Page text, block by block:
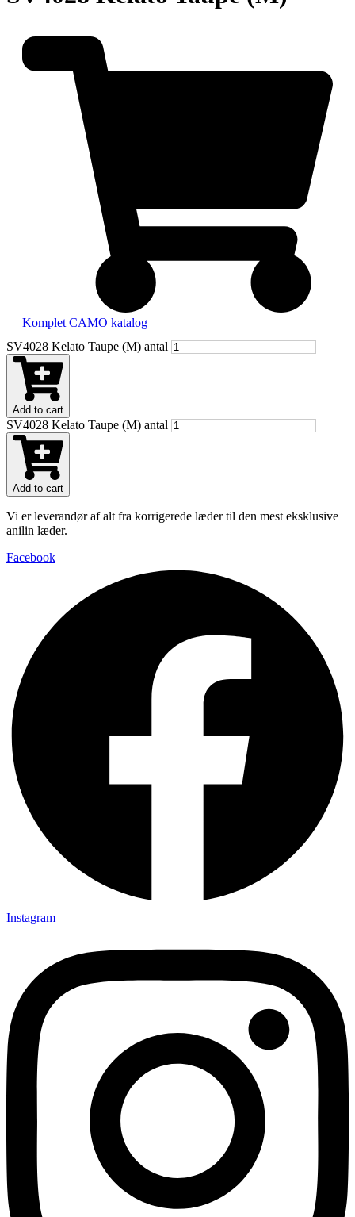
Komplet CAMO katalog
SV4028 Kelato Taupe (M) antal
Add to cart
SV4028 Kelato Taupe (M) antal
Add to cart
Vi er leverandør af alt fra korrigerede læder til den mest eksklusive
anilin læder.
Facebook
Instagram